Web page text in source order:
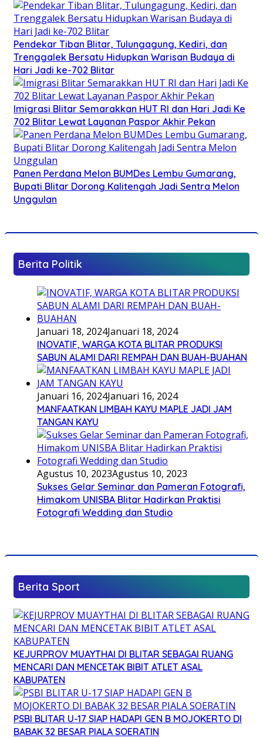
Pendekar Tiban Blitar, Tulungagung, Kediri, dan
Trenggalek Bersatu Hidupkan Warisan Budaya di
Hari Jadi ke-702 Blitar
Imigrasi Blitar Semarakkan HUT RI dan Hari Jadi Ke
702 Blitar Lewat Layanan Paspor Akhir Pekan
Panen Perdana Melon BUMDes Lembu Gumarang,
Bupati Blitar Dorong Kalitengah Jadi Sentra Melon
Unggulan
Berita Politik
Januari 18, 2024Januari 18, 2024
INOVATIF, WARGA KOTA BLITAR PRODUKSI
SABUN ALAMI DARI REMPAH DAN BUAH-BUAHAN
Januari 16, 2024Januari 16, 2024
MANFAATKAN LIMBAH KAYU MAPLE JADI JAM
TANGAN KAYU
Agustus 10, 2023Agustus 10, 2023
Sukses Gelar Seminar dan Pameran Fotografi,
Himakom UNISBA Blitar Hadirkan Praktisi
Fotografi Wedding dan Studio
Berita Sport
KEJURPROV MUAYTHAI DI BLITAR SEBAGAI RUANG
MENCARI DAN MENCETAK BIBIT ATLET ASAL
KABUPATEN
PSBI BLITAR U-17 SIAP HADAPI GEN B MOJOKERTO DI
BABAK 32 BESAR PIALA SOERATIN